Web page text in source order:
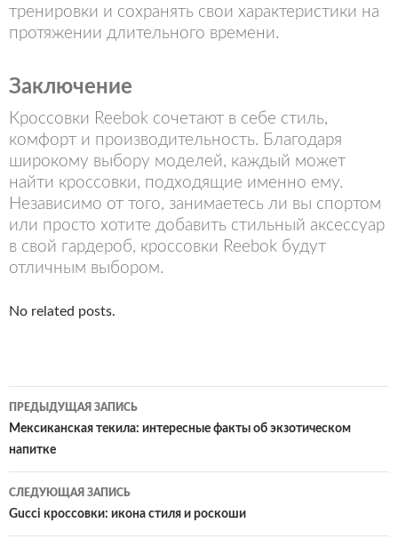
тренировки и сохранять свои характеристики на
протяжении длительного времени.
Заключение
Кроссовки Reebok сочетают в себе стиль,
комфорт и производительность. Благодаря
широкому выбору моделей, каждый может
найти кроссовки, подходящие именно ему.
Независимо от того, занимаетесь ли вы спортом
или просто хотите добавить стильный аксессуар
в свой гардероб, кроссовки Reebok будут
отличным выбором.
No related posts.
Навигация
по
ПРЕДЫДУЩАЯ ЗАПИСЬ
Мексиканская текила: интересные факты об экзотическом
напитке
СЛЕДУЮЩАЯ ЗАПИСЬ
Gucci кроссовки: икона стиля и роскоши